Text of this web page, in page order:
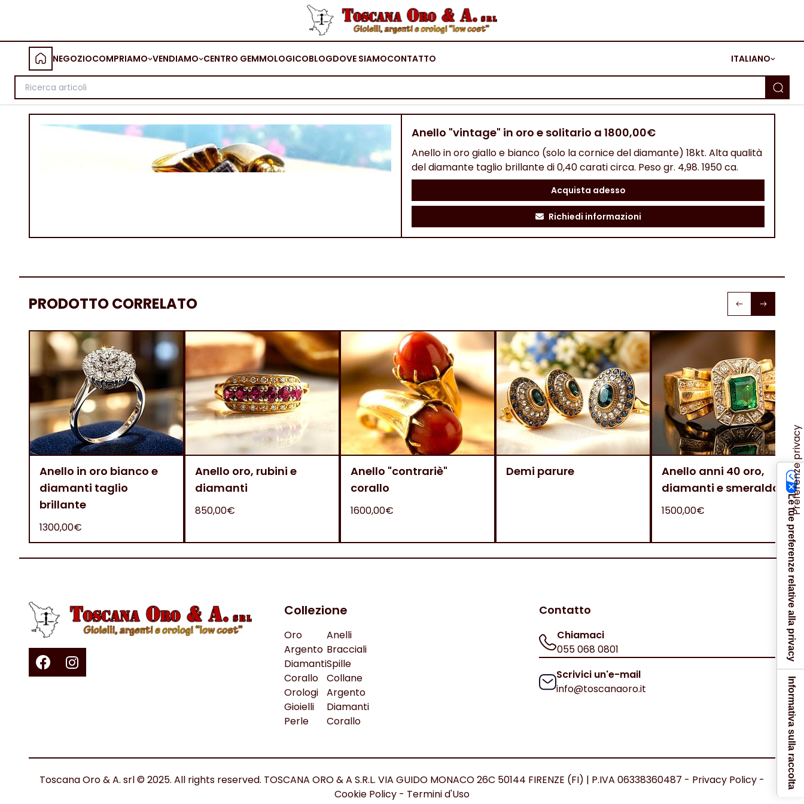
NEGOZIOCOMPRIAMO VENDIAMO CENTRO GEMMOLOGICOBLOGDOVE SIAMOCONTATTO ITALIANO
Anello "vintage" in oro e solitario a 1800,00€
Anello in oro giallo e bianco (solo la cornice del diamante) 18kt. Alta qualità
del diamante taglio brillante di 0,40 carati circa. Peso gr. 4,98. 1950 ca.
Acquista adesso
Richiedi informazioni
PRODOTTO CORRELATO
Anello in oro bianco e
diamanti taglio
brillante
1300,00€
Anello oro, rubini e
diamanti
850,00€
Anello "contrariè"
corallo
1600,00€
Demi parure
Anello anni 40 oro,
diamanti e smeraldo
1500,00€
Collezione
Oro
Argento
Diamanti
Corallo
Orologi
Gioielli
Perle
Anelli
Bracciali
Spille
Collane
Argento
Diamanti
Corallo
Contatto
Chiamaci
055 068 0801
Scrivici un'e-mail
info@toscanaoro.it
Toscana Oro & A. srl © 2025. All rights reserved. TOSCANA ORO & A S.R.L. VIA GUIDO MONACO 26C 50144 FIRENZE (FI) | P.IVA 06338360487 - Privacy Policy -
Cookie Policy - Termini d'Uso
Le tue preferenze relative alla privacy
Informativa sulla raccolta